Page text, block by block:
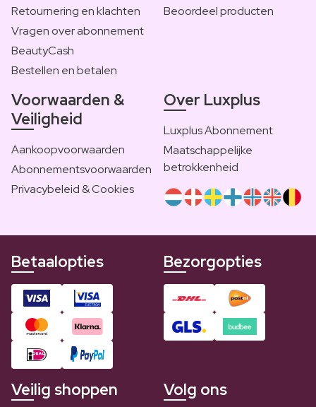
Retournering en klachten
Vragen over abonnement
BeautyCash
Bestellen en betalen
Beoordeel producten
Voorwaarden &
Veiligheid
Aankoopvoorwaarden
Abonnementsvoorwaarden
Privacybeleid & Cookies
Over Luxplus
Luxplus Abonnement
Maatschappelijke
betrokkenheid
Betaalopties Bezorgopties
Veilig shoppen Volg ons